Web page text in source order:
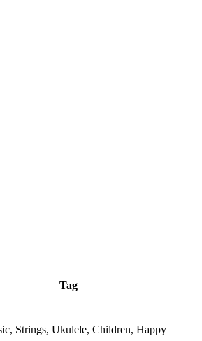
Tag
Strings, Ukulele, Children, Happy